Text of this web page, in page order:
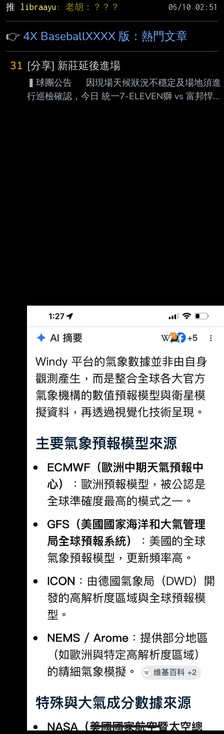
推
libraayu : 老胡：？？？
👉 4X BaseballXXXX 版：熱門文章
31 [分享] 新莊延後進場
▍球團公告 因現場天候狀況不穩定及場地須進
行巡檢確認，今日 統一7-ELEVEN獅 vs 富邦悍將